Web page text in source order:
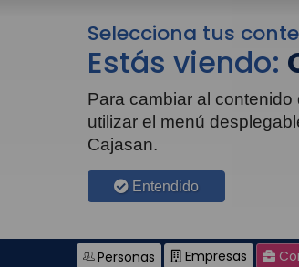
Selecciona tus
Estás viendo:
Para cambiar al
utilizar el menú
Cajasan.
Entendido
Personas Empresas